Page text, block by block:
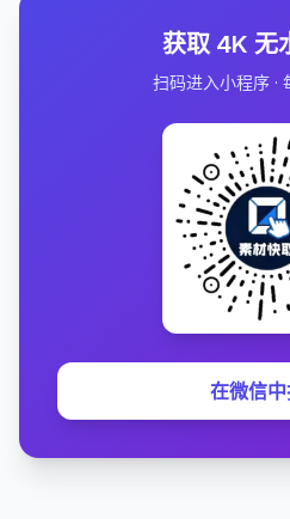
获取 4K 无
扫码进入小程序 ·
在微信